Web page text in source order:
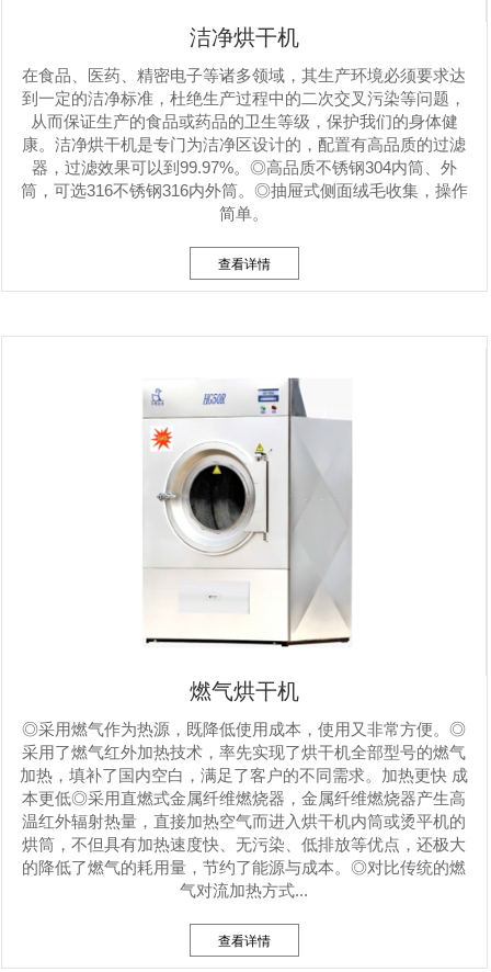
洁净烘干机
在食品、医药、精密电子等诸多领域，其生产环境必须要求达
到一定的洁净标准，杜绝生产过程中的二次交叉污染等问题，
从而保证生产的食品或药品的卫生等级，保护我们的身体健
康。洁净烘干机是专门为洁净区设计的，配置有高品质的过滤
器，过滤效果可以到99.97%。◎高品质不锈钢304内筒、外
筒，可选316不锈钢316内外筒。◎抽屉式侧面绒毛收集，操作
简单。
查看详情
燃气烘干机
◎采用燃气作为热源，既降低使用成本，使用又非常方便。◎
采用了燃气红外加热技术，率先实现了烘干机全部型号的燃气
加热，填补了国内空白，满足了客户的不同需求。加热更快 成
本更低◎采用直燃式金属纤维燃烧器，金属纤维燃烧器产生高
温红外辐射热量，直接加热空气而进入烘干机内筒或烫平机的
烘筒，不但具有加热速度快、无污染、低排放等优点，还极大
的降低了燃气的耗用量，节约了能源与成本。◎对比传统的燃
气对流加热方式...
查看详情